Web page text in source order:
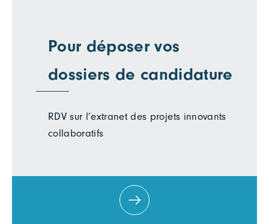
Pour déposer vos
dossiers de candidature
RDV sur l’extranet des projets innovants
collaboratifs